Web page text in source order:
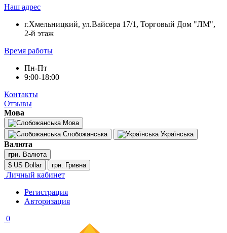
Наш адрес
г.Хмельницкий, ул.Вайсера 17/1, Торговый Дом "ЛМ",
2-й этаж
Время работы
Пн-Пт
9:00-18:00
Контакты
Отзывы
Мова
Мова
Слобожанська
Українська
Валюта
грн. Валюта
$ US Dollar
грн. Гривна
Личный кабинет
Регистрация
Авторизация
0